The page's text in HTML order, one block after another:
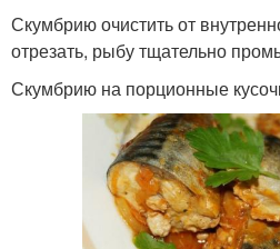
Скумбрию очистить от
отрезать, рыбу тщательно
Скумбрию на порционные